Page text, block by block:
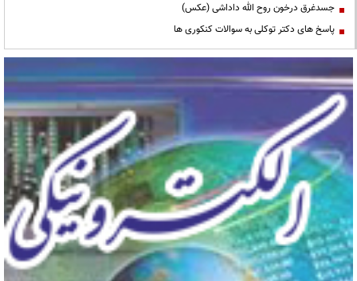
جسدغرق درخون روح الله داداشی (عکس)
پاسخ های دکتر توکلی به سوالات کنکوری ها